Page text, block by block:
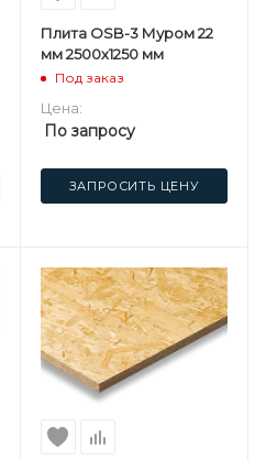
Плита OSB-3 Муром 22
мм 2500х1250 мм
Под заказ
Цена:
По запросу
ЗАПРОСИТЬ ЦЕНУ